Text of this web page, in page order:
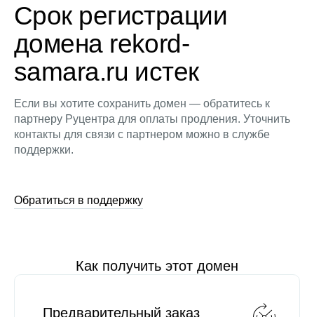
Срок регистрации
домена rekord-
samara.ru истек
Если вы хотите сохранить домен — обратитесь к
партнеру Руцентра для оплаты продления. Уточнить
контакты для связи с партнером можно в службе
поддержки.
Обратиться в поддержку
Как получить этот домен
Предварительный заказ